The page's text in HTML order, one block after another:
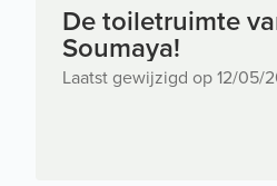
De toiletruimte
Soumaya!
Laatst gewijzigd op 12/05/